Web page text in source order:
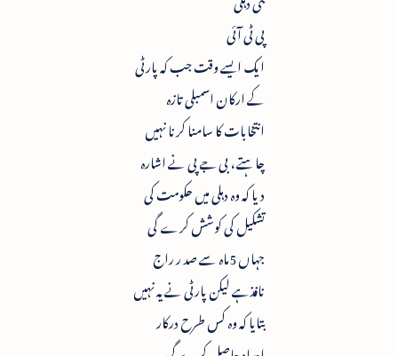
پی ٹی آئی
ایک ایسے وقت جب کہ پارٹی
کے ارکان اسمبلی تازہ
انتخابات کا سامنا کرنا نہیں
چاہتے ، بی جے پی نے اشارہ
دیا کہ وہ دہلی میں حکومت کی
تشکیل کی کوشش کرے گی
جہاں 5ماہ سے صد ر راج
نافذہے لیکن پارٹی نے یہ نہیں
بتایا کہ وہ کس طرح درکار